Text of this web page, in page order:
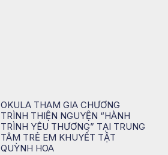
OKULA THAM GIA CHƯƠNG
TRÌNH THIỆN NGUYỆN “HÀNH
TRÌNH YÊU THƯƠNG” TẠI TRUNG
TÂM TRẺ EM KHUYẾT TẬT
QUỲNH HOA